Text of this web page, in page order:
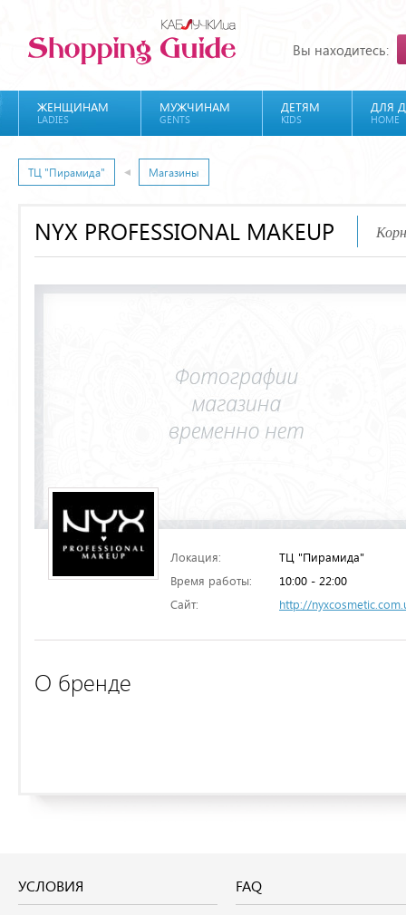
Вы находитесь:
ЖЕНЩИНАМ
LADIES
МУЖЧИНАМ
GENTS
ДЕТЯМ
KIDS
ДЛЯ
HOME
ТЦ "Пирамида" Магазины
NYX PROFESSIONAL MAKEUP
Локация:
ТЦ "Пирамида"
Время работы:
10:00 - 22:00
Сайт:
http://
О бренде
УСЛОВИЯ FAQ